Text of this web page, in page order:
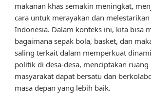
makanan khas semakin meningkat,
cara untuk merayakan dan
Indonesia. Dalam konteks ini, kita bisa
bagaimana sepak bola, basket, dan
saling terkait dalam memperkuat
politik di desa-desa, menciptakan ruang
masyarakat dapat bersatu dan
masa depan yang lebih baik.